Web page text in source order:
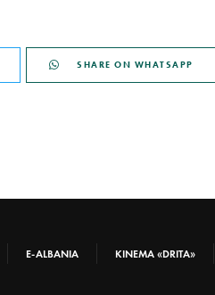
SHARE ON WHATSAPP
E-ALBANIA KINEMA «DRITA»